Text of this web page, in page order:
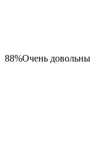
88%Очень довольны